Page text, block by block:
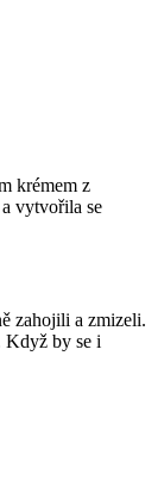
krémem z
vytvořila se
zahojili a zmizeli.
Když by se i